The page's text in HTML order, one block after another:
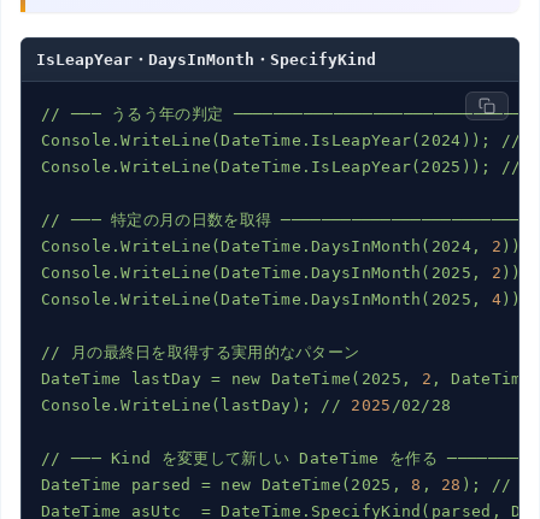
IsLeapYear・DaysInMonth・SpecifyKind
// ─── うるう年の判定
──────────────────────────────
Console.WriteLine(DateTime.IsLeapYear(2024));
//
Console.WriteLine(DateTime.IsLeapYear(2025));
//
// ─── 特定の月の日数を取得 ────────────────────────
Console.WriteLine(DateTime.DaysInMonth(2024,
2 ));
Console.WriteLine(DateTime.DaysInMonth(2025,
2 ));
Console.WriteLine(DateTime.DaysInMonth(2025,
4));
//
月の最終日を取得する実用的なパターン
DateTime
lastDay = new DateTime(2025, 2 ,
Console.WriteLine(lastDay);
// 2025 /02/28
// ─── Kind を変更して新しい DateTime を作る
────────
DateTime
parsed = new DateTime(2025, 8 , 28 ); //
DateTime
asUtc = DateTime.SpecifyKind(parsed,